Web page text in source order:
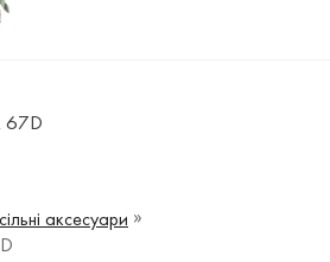
аксесуари